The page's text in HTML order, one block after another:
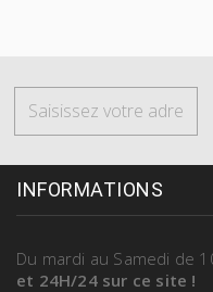
INFORMATIONS
Du mardi au Samedi de
et 24H/24 sur ce site !